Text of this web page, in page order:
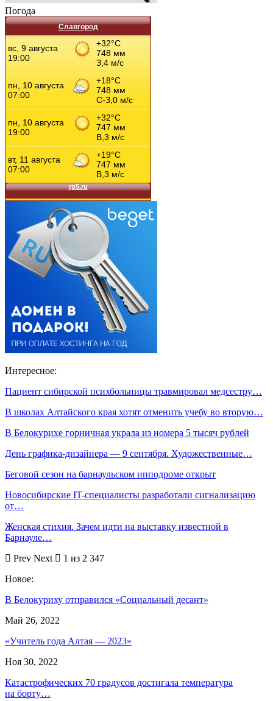
Погода
Славгород
Интересное:
Пациент сибирской психбольницы травмировал медсестру…
В школах Алтайского края хотят отменить учебу во вторую…
В Белокурихе горничная украла из номера 5 тысяч рублей
День графика-дизайнера — 9 сентября. Художественные…
Беговой сезон на барнаульском ипподроме открыт
Новосибирские IT-специалисты разработали сигнализацию
от…
Женская стихия. Зачем идти на выставку известной в
Барнауле…
Prev Next
1 из 2 347
Новое:
В Белокуриху отправился «Социальный десант»
Май 26, 2022
«Учитель года Алтая — 2023»
Ноя 30, 2022
Катастрофических 70 градусов достигала температура
на борту…